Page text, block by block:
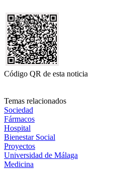
Código QR de esta noticia
Temas relacionados
Sociedad
Fármacos
Hospital
Bienestar Social
Proyectos
Universidad de Málaga
Medicina